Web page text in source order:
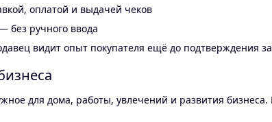
оплатой и выдачей чеков
без ручного ввода
видит опыт покупателя ещё до подтверждения
для дома, работы, увлечений и развития